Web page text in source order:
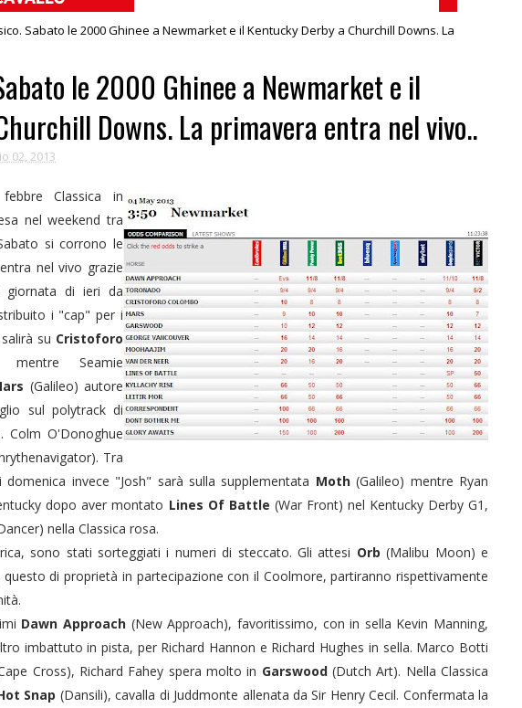
Sabato le 2000 Ghinee a Newmarket e il Kentucky Derby a Churchill Downs. La
le 2000 Ghinee a Newmarket e il
Downs. La primavera entra nel vivo..
02, 2013
Classica in
nel weekend tra
si corrono le
nel vivo grazie
giornata di ieri da
i "cap" per i
su Cristoforo
mentre Seamie
(Galileo) autore
sul polytrack di
Colm O'Donoghue
Tra
invece "Josh" sarà sulla supplementata Moth(Galileo) mentre Ryan
dopo aver montato Lines Of Battle (War Front) nel Kentucky Derby G1,
nella Classica rosa.
sono stati sorteggiati i numeri di steccato. Gli attesi Orb (Malibu Moon) e
questo di proprietà in partecipazione con il Coolmore, partiranno rispettivamente
Dawn Approach (New Approach), favoritissimo, con in sella Kevin Manning,
imbattuto in pista, per Richard Hannon e Richard Hughes in sella. Marco Botti
Cross), Richard Fahey spera molto in Garswood(Dutch Art). Nella Classica
Snap (Dansili), cavalla di Juddmonte allenata da Sir Henry Cecil. Confermata la